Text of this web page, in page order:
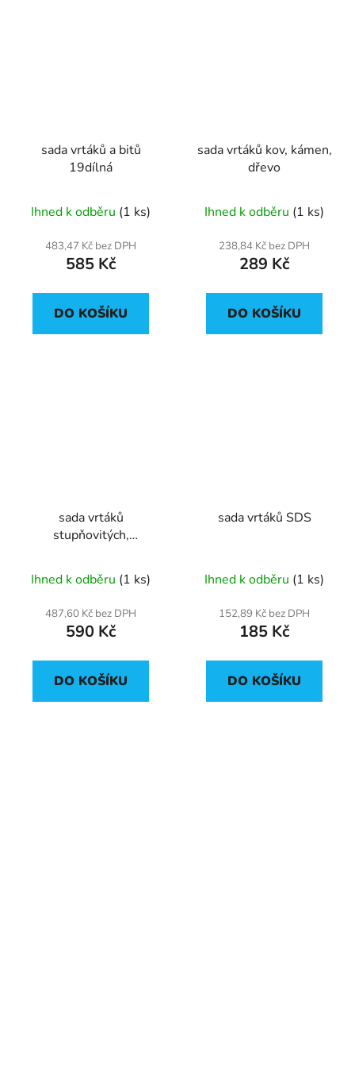
sada vrtáků a bitů
19dílná
Ihned k odběru (1 ks)
483,47 Kč bez DPH
585 Kč
DO KOŠÍKU
sada vrtáků kov, kámen,
dřevo
Ihned k odběru (1 ks)
238,84 Kč bez DPH
289 Kč
DO KOŠÍKU
sada vrtáků
stupňovitých,
Ihned k odběru (1 ks)
487,60 Kč bez DPH
590 Kč
DO KOŠÍKU
sada vrtáků SDS
Ihned k odběru (1 ks)
152,89 Kč bez DPH
185 Kč
DO KOŠÍKU